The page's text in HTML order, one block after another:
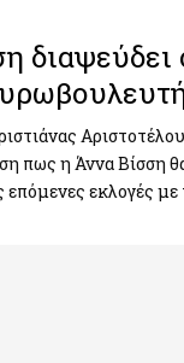
διαψεύδει
πως η Άννα Βίσση
επόμενες εκλογές